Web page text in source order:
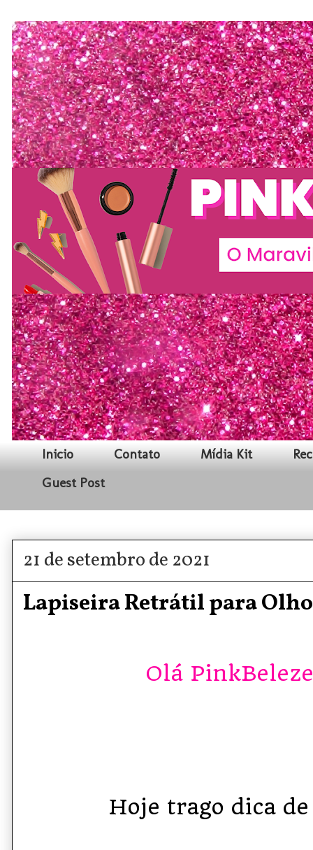
Inicio Contato Mídia Kit
Guest Post
21 de setembro de 2021
Lapiseira Retrátil para
Olá
Hoje trago dica